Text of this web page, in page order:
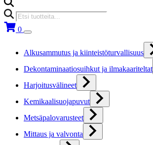
Products
search
0
Alkusammutus ja kiinteistöturvallisuus
Dekontaminaatiosuihkut ja ilmakaariteltat
Harjoitusvälineet
Kemikaalisuojapuvut
Metsäpalovarusteet
Mittaus ja valvonta